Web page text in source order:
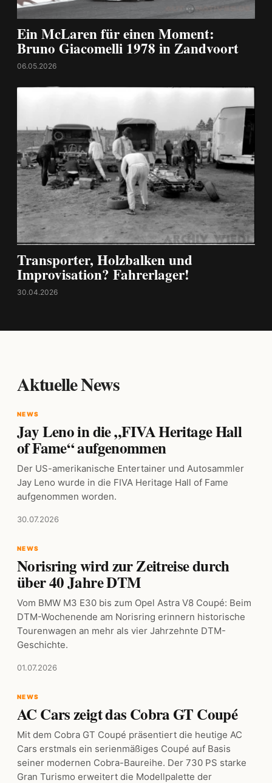
Ein McLaren für einen Moment:
Bruno Giacomelli 1978 in Zandvoort
06.05.2026
Transporter, Holzbalken und
Improvisation? Fahrerlager!
30.04.2026
Aktuelle News
NEWS
Jay Leno in die „FIVA Heritage Hall
of Fame“ aufgenommen
Der US-amerikanische Entertainer und Autosammler
Jay Leno wurde in die FIVA Heritage Hall of Fame
aufgenommen worden.
30.07.2026
NEWS
Norisring wird zur Zeitreise durch
über 40 Jahre DTM
Vom BMW M3 E30 bis zum Opel Astra V8 Coupé: Beim
DTM-Wochenende am Norisring erinnern historische
Tourenwagen an mehr als vier Jahrzehnte DTM-
Geschichte.
01.07.2026
NEWS
AC Cars zeigt das Cobra GT Coupé
Mit dem Cobra GT Coupé präsentiert die heutige AC
Cars erstmals ein serienmäßiges Coupé auf Basis
seiner modernen Cobra-Baureihe. Der 730 PS starke
Gran Turismo erweitert die Modellpalette der